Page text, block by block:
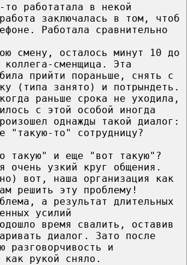
работатала в некой
заключалась в том, чтоб
Работала сравнительно
смену, осталось минут 10 до
сменщица. Эта
прийти пораньше, снять с
(типа занято) и потрындеть.
раньше срока не уходила,
с этой особой иногда
однажды такой диалог:
"такую-то" сотрудницу?
такую" и еще "вот такую"?
узкий круг общения.
вот, наша организация как
решить эту проблему!
а результат длительных
усилий
время свалить, оставив
диалог. Зато после
разговорчивость и
как рукой сняло.